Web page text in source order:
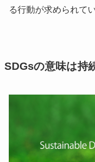
る行動が求められてい
SDGsの意味は持